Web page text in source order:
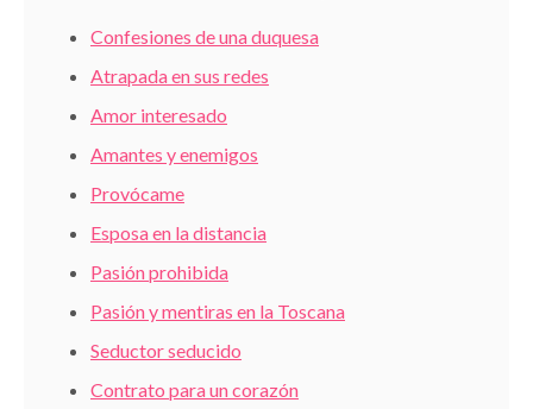
Confesiones de una duquesa
Atrapada en sus redes
Amor interesado
Amantes y enemigos
Provócame
Esposa en la distancia
Pasión prohibida
Pasión y mentiras en la Toscana
Seductor seducido
Contrato para un corazón